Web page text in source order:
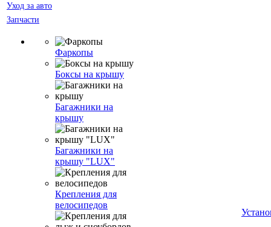
Уход за авто
Запчасти
Фаркопы
Боксы на крышу
Багажники на
крышу
Багажники на
крышу "LUX"
Крепления для
велосипедов